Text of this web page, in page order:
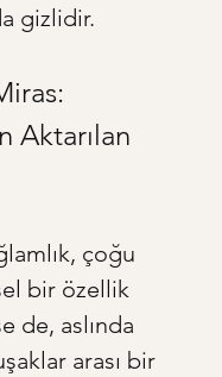
gizlidir.
Aktarılan
çoğu
bir özellik
de, aslında
arası bir